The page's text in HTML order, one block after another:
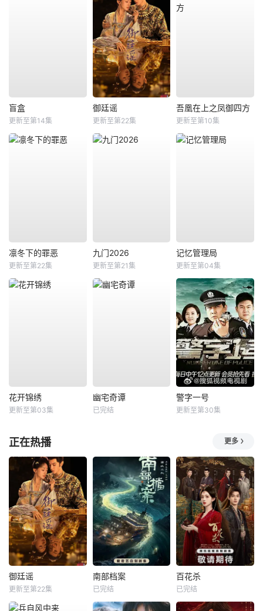
盲盒
更新至第14集
御廷谣
更新至第22集
吾凰在上之凤御四方
更新至第10集
凛冬下的罪恶
更新至第22集
九门2026
更新至第21集
记忆管理局
更新至第04集
花开锦绣
更新至第03集
幽宅奇谭
已完结
警字一号
更新至第30集
正在热播 更多
御廷谣
更新至第22集
南部档案
已完结
百花杀
已完结